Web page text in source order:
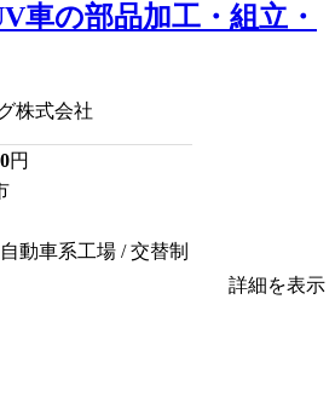
車の部品加工・組立・
株式会社
円
動車系工場 / 交替制
詳細を表示